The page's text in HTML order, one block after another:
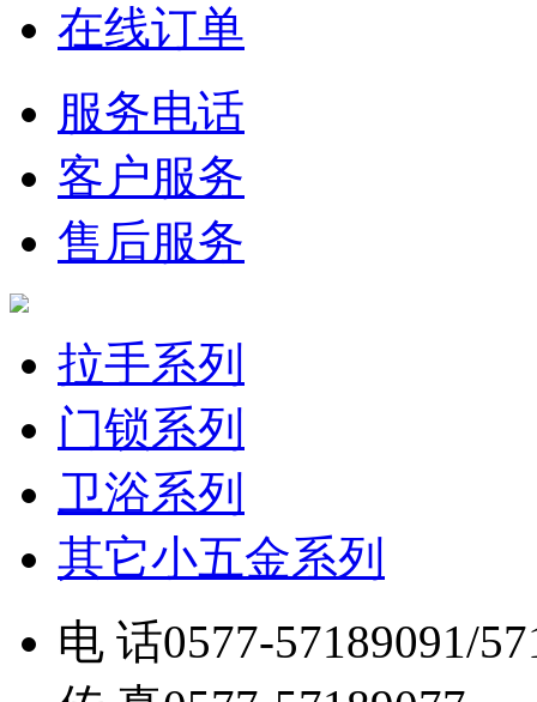
在线订单
服务电话
客户服务
售后服务
拉手系列
门锁系列
卫浴系列
其它小五金系列
电 话0577-57189091/